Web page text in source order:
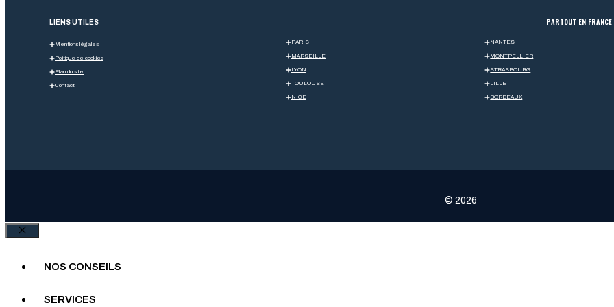
LIENS UTILES
Mentions légales
Politique de cookies
Plan du site
Contact
PARTOUT EN FRANCE
PARIS
MARSEILLE
LYON
TOULOUSE
NICE
NANTES
MONTPELLIER
STRASBOURG
LILLE
BORDEAUX
© 2026
Fermer
NOS CONSEILS
SERVICES